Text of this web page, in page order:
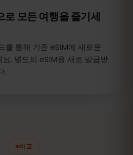
모든 여행을 즐기세
를 통해 기존 eSIM에 새로운
. 별도의 eSIM을 새로 발급받
.
비교